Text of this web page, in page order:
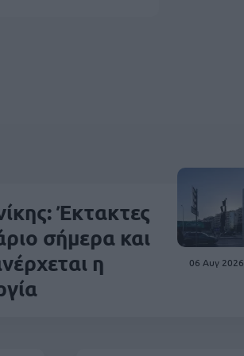
06 Αυγ 2026
Έκτακτες
σήμερα και
η